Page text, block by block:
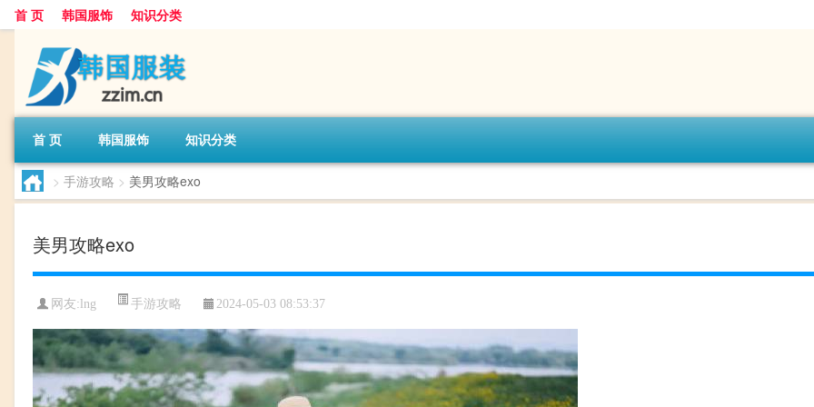
首 页 韩国服饰 知识分类
首 页 韩国服饰 知识分类
> 手游攻略 > 美男攻略exo
美男攻略exo
网友: lng 手游攻略 2024-05-03 08:53:37